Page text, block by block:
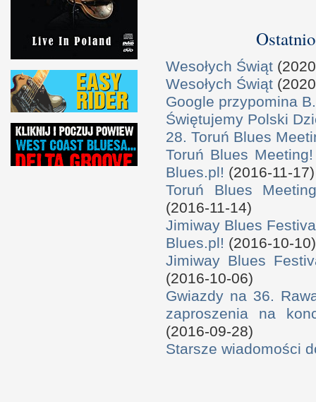
Wesołych Świąt
Wesołych Świąt
Google przypomina
Świętujemy Polski
28. Toruń Blues
Toruń Blues
Blues.pl! (2016-11-17)
Toruń Blues
(2016-11-14)
Jimiway Blues
Blues.pl! (2016-10-10)
Jimiway Blues
(2016-10-06)
Gwiazdy na 36.
zaproszenia na
(2016-09-28)
Starsze wiadomości